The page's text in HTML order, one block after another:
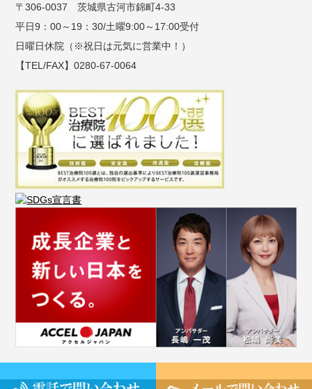
〒306-0037 茨城県古河市錦町4-33
平日9：00～19：30/土曜9:00～17:00受付
日曜日休院（※祝日は元気に営業中！）
【TEL/FAX】0280-67-0064